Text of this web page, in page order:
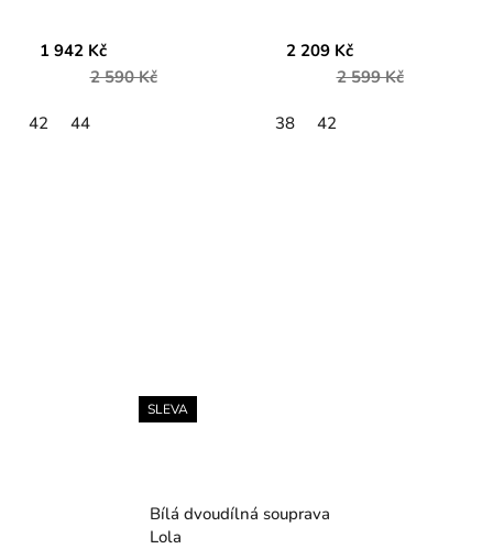
1 942 Kč
2 590 Kč
42 44
2 209 Kč
2 599 Kč
38 42
SLEVA
Bílá dvoudílná souprava
Lola